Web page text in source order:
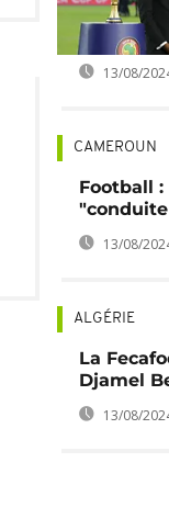
13/08/
CAMEROUN
Football
13/08/
ALGÉRIE
La
Djamel
13/08/